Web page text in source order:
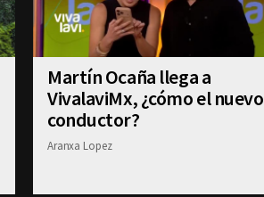
Martín Ocaña llega a
VivalaviMx, ¿cómo el nuevo
conductor?
Aranxa Lopez